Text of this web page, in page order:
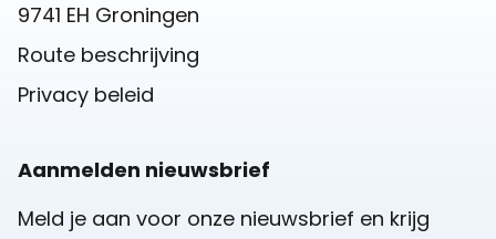
9741 EH Groningen
Route beschrijving
Privacy beleid
Aanmelden nieuwsbrief
Meld je aan voor onze nieuwsbrief en krijg